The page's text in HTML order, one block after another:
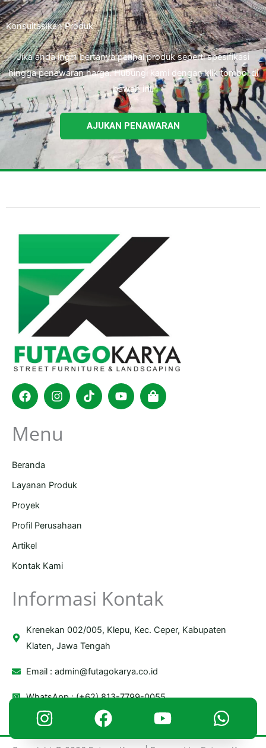
Konsultasikan Produk
Jika anda ingin bertanya perihal produk seperti spesifikasi
hingga penawaran harga. Hubungi kami dengan klik tombol di
bawah ini.
AJUKAN PENAWARAN
FacebookInstagram
TiktokYoutubeShopping-
bag
Menu
Beranda
Layanan Produk
Proyek
Profil Perusahaan
Artikel
Kontak Kami
Informasi Kontak
Krenekan 002/005, Klepu, Kec. Ceper, Kabupaten
Klaten, Jawa Tengah
Email :admin@futagokarya.co.id
WhatsApp : (+62) 813-7799-0055